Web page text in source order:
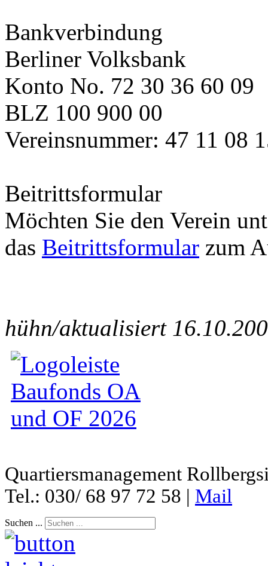
Bankverbindung
Berliner Volksbank
Konto No. 72 30 36 60 09
BLZ 100 900 00
Vereinsnummer: 47 11 08
Beitrittsformular
Möchten Sie den Verein
das Beitrittsformular zum
hühn/aktualisiert
Quartiersmanagement
Tel.: 030/ 68 97 72 58 | Mail
Suchen ...